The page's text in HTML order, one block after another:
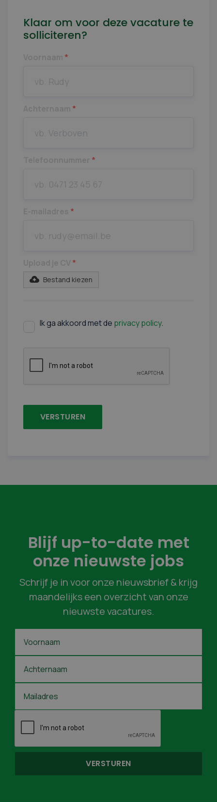
Klaar om voor deze vacature te
solliciteren?
*
*
*
*
*
Bestand kiezen
Ik ga akkoord met de privacy policy.
Blijf up-to-date met
onze nieuwste jobs
Schrijf je in voor onze nieuwsbrief & krijg
maandelijks een overzicht van onze
nieuwste vacatures.